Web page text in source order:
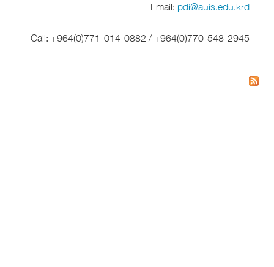
Email: pdi@auis.edu.krd
Call: +964(0)771-014-0882 / +964(0)770-548-2945